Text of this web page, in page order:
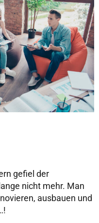
gefiel der
nicht mehr. Man
ausbauen und